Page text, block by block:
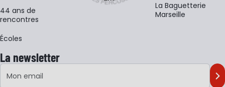
44 ans de
rencontres
Écoles
La Baguetterie
Marseille
La newsletter
Adresse e-mail